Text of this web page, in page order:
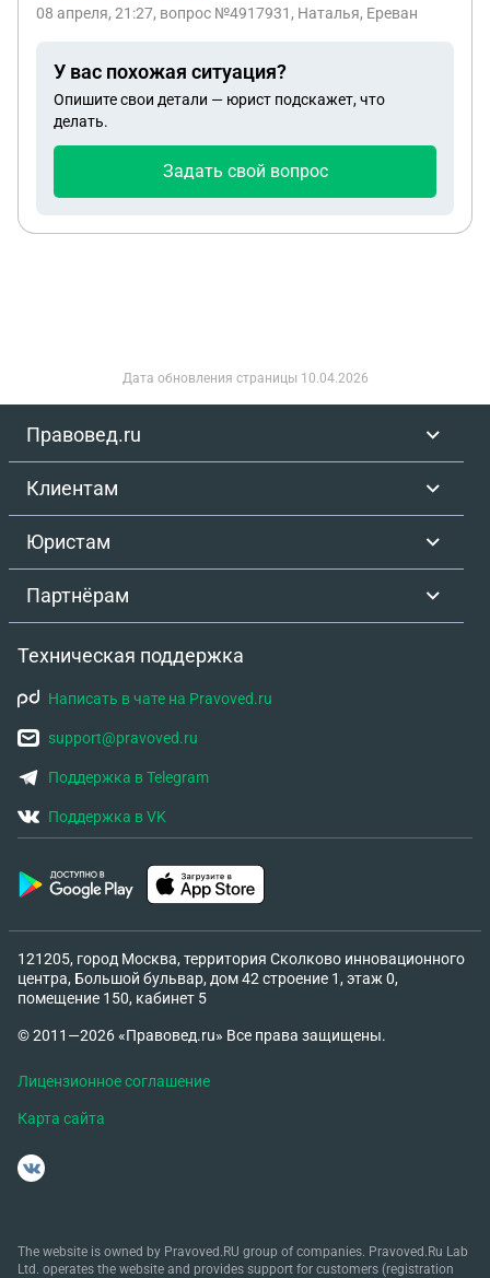
границей и до настоящего времени я не в РФ. Тем
нахожусь в федеральном розыске (нельзя
выезжать из РФ). Срок исковой давности по дело
заканчивается через неделю. Но следствие
знала о возбужденном уголовном деле? И как
08 апреля, 21:27, вопрос №4917931, Наталья, Ереван
У вас похожая ситуация?
Опишите свои детали — юрист подскажет, что
делать.
Задать свой вопрос
Дата обновления страницы 10.04.2026
Правовед.ru
Клиентам
Юристам
Партнёрам
Техническая поддержка
Написать в чате на Pravoved.ru
support@pravoved.ru
Поддержка в Telegram
Поддержка в VK
121205, город Москва, территория Сколково инновационного
центра, Большой бульвар, дом 42 строение 1, этаж 0,
помещение 150, кабинет 5
© 2011—2026 «Правовед.ru» Все права защищены.
Лицензионное соглашение
Карта сайта
The website is owned by Pravoved.RU group of companies. Pravoved.Ru Lab
Ltd. operates the website and provides support for customers (registration